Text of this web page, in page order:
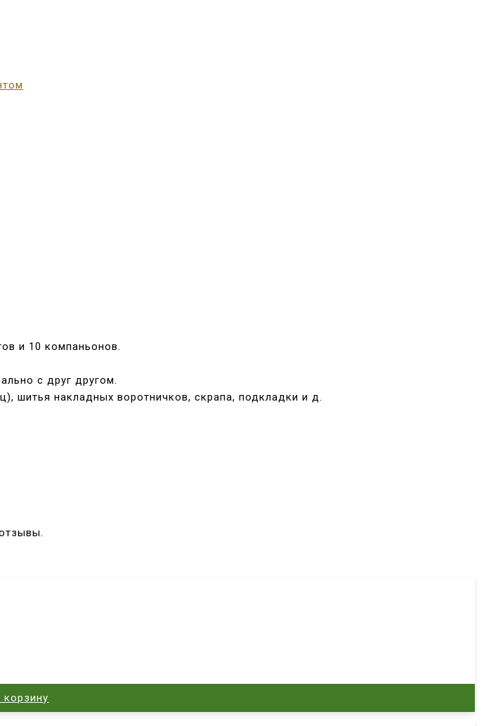
и 10 компаньонов.
с друг другом.
шитья накладных воротничков, скрапа, подкладки и д.
корзину